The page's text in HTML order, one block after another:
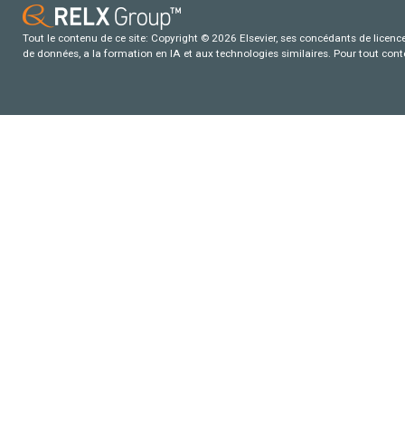
Tout le contenu de ce site: Copyright © 2026 Elsevier, ses concédants de
de données, a la formation en IA et aux technologies similaires. Pour tout